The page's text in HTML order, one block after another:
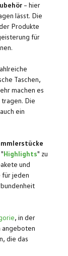
– hier
lässt. Die
Produkte
für
Taschen,
machen es
Die
ein
Highlights" zu
und
für jeden
, in der
angeboten
die das